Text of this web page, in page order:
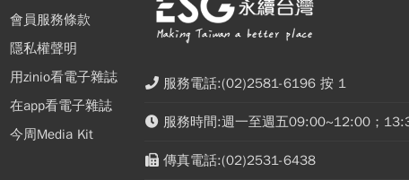
會員服務條款
隱私權聲明
用zinio看電子雜誌
在app看電子雜誌
今周Media Kit
服務電話:(02)2581-6196 按 1
服務時間:週一至週五09:00~12:00；
傳真電話:(02)2531-6438